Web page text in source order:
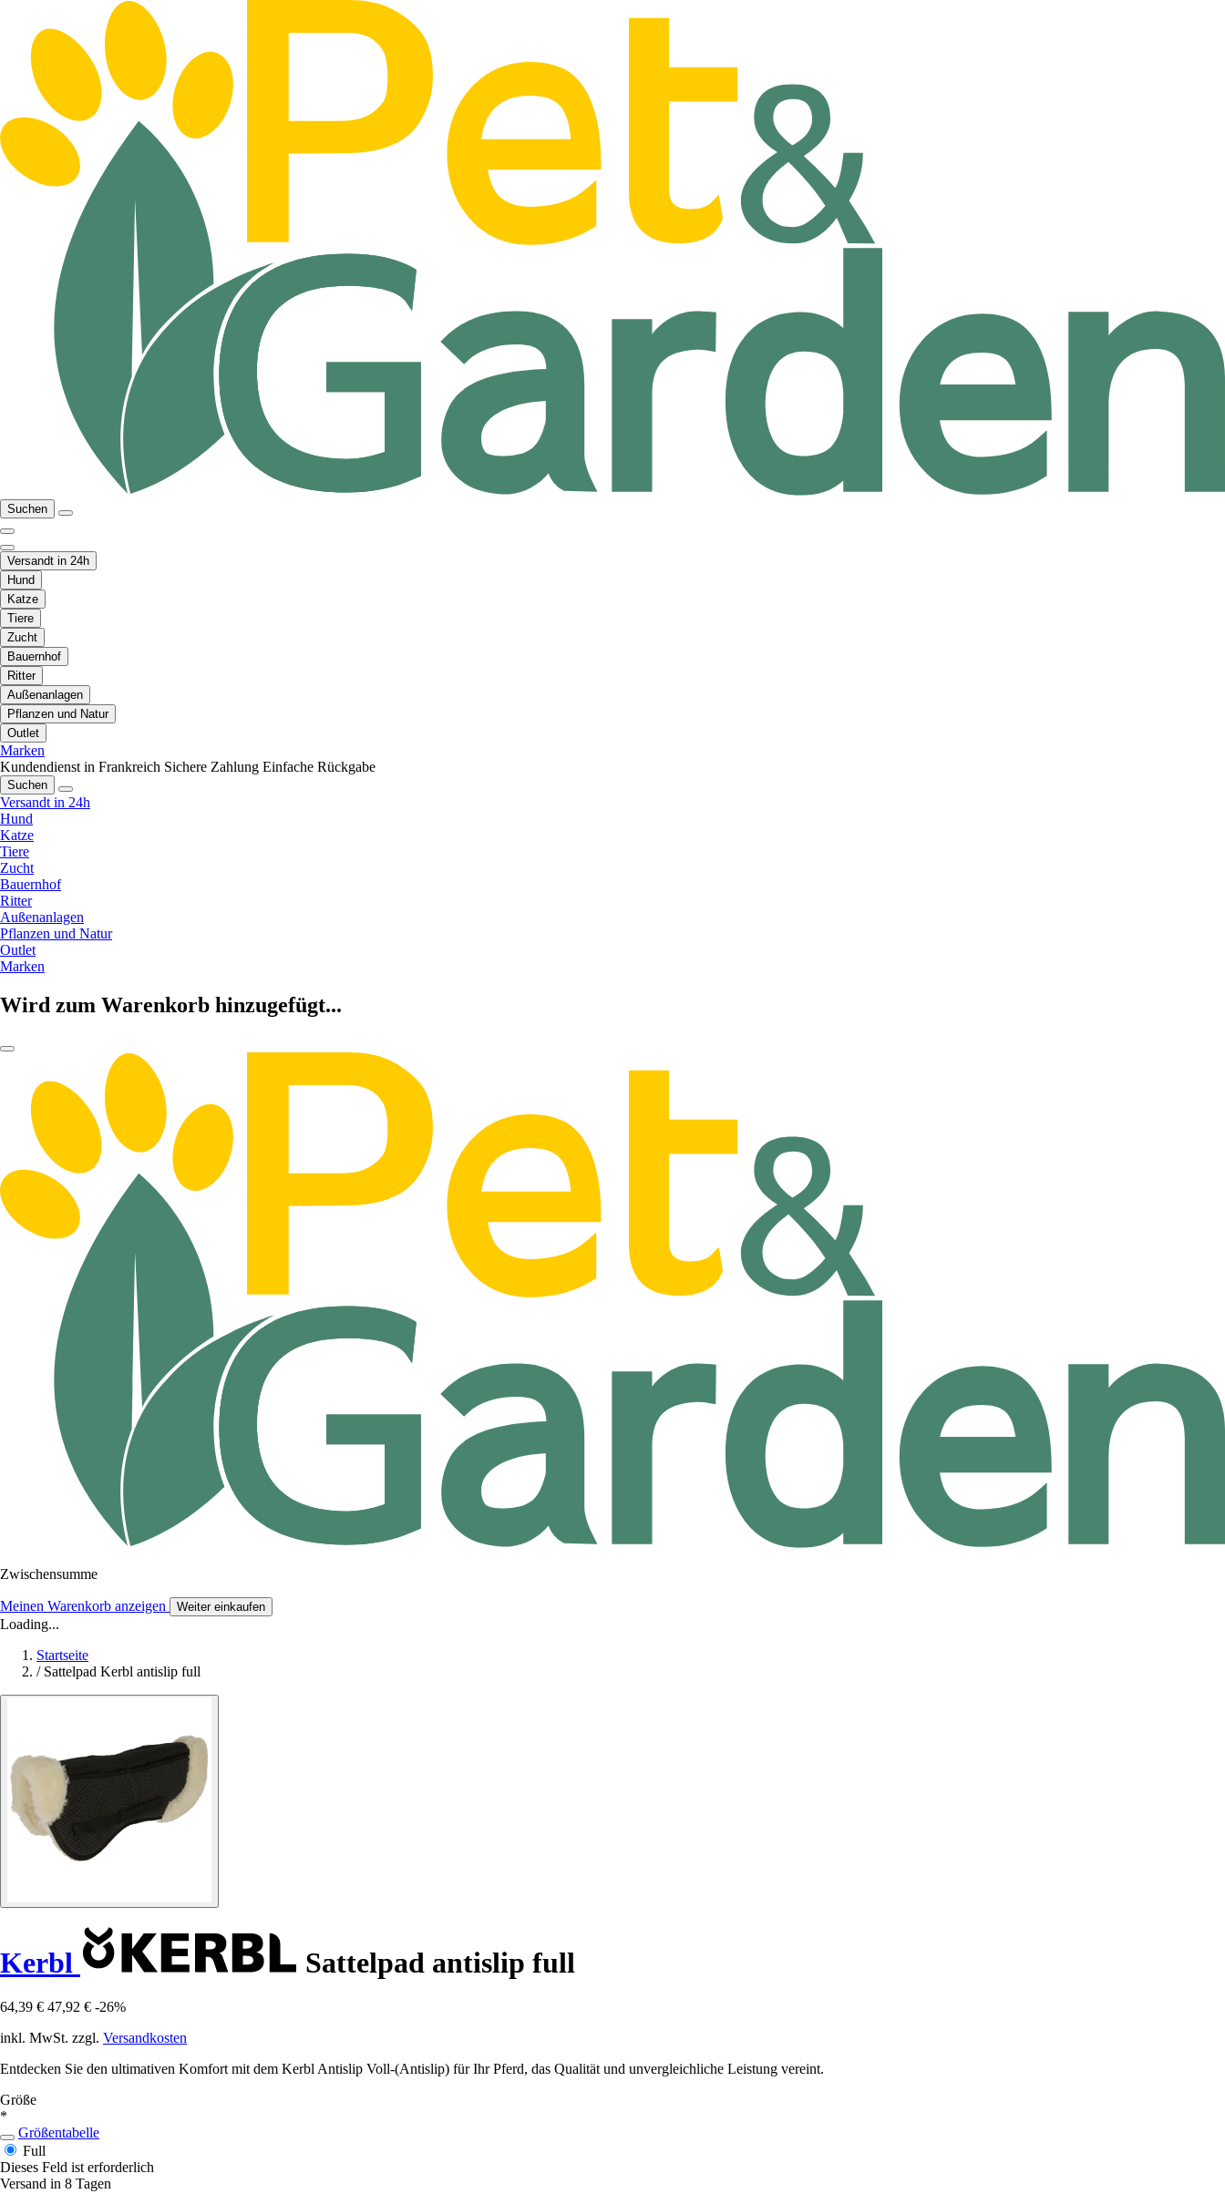
Suchen
Versandt in 24h
Hund
Katze
Tiere
Zucht
Bauernhof
Ritter
Außenanlagen
Pflanzen und Natur
Outlet
Marken
Kundendienst in Frankreich Sichere Zahlung Einfache Rückgabe
Suchen
Versandt in 24h
Hund
Katze
Tiere
Zucht
Bauernhof
Ritter
Außenanlagen
Pflanzen und Natur
Outlet
Marken
Wird zum Warenkorb hinzugefügt...
Zwischensumme
Meinen Warenkorb anzeigen Weiter einkaufen
Loading...
Startseite
/ Sattelpad Kerbl antislip full
Kerbl Sattelpad antislip full
64,39 € 47,92 € -26%
inkl. MwSt. zzgl. Versandkosten
Entdecken Sie den ultimativen Komfort mit dem Kerbl Antislip Voll-(Antislip) für Ihr Pferd, das Qualität und unvergleichliche Leistung vereint.
Größe
*
Größentabelle
Full
Dieses Feld ist erforderlich
Versand in 8 Tagen